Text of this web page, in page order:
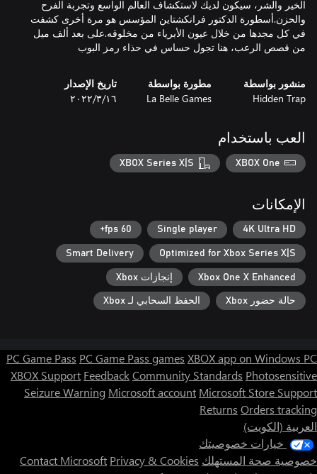
الخير والشر، سيكون لديك لاستكشاف العالم الواسع وتجربة الفرح
والحزن.أسطورة الدكتور فرانكشتاين المؤسس هو مرة أخرى كشفت
في كل مجدها من خلال عيون الأبرياء من مخلوقه.على بعد ألف ميل
من قصص الرعب، هنا تجول حساس في حذاء رمز البوب
منشور بواسطة
Hidden Trap
مطورة بواسطة
La Belle Games
تاريخ الإصدار
١٦‏/٣‏/٢٠٢٢
العب باستخدام
XBOX One
XBOX Series X|S
الإمكانات
4K Ultra HD
Single player
60 fps+
Optimized for Xbox Series X|S
Smart Delivery
Xbox One X Enhanced إنجازات Xbox
حالة حضور Xbox الحفظ السحابي لـ Xbox
PC Game Pass PC Game Pass games XBOX app on Windows PC
XBOX Support FeedbackCommunity Standards Photosensitive
Seizure Warning Microsoft account Microsoft Store Support
Returns Orders tracking
العربية (الكويت)
خيارات خصوصيتك
خصوصية صحة المستهلك
Contact Microsoft Privacy & Cookies